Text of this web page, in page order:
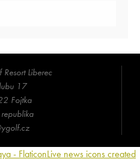
Liberec
17
Fojtka
- FlaticonLive news icons created